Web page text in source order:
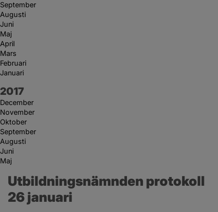
September
Augusti
Juni
Maj
April
Mars
Februari
Januari
År:
2017
December
November
Oktober
September
Augusti
Juni
Maj
Utbildningsnämnden protokoll
26 januari